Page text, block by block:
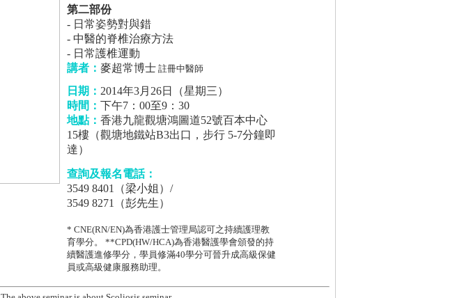
第二部份
- 日常姿勢對與錯
- 中醫的脊椎治療方法
- 日常護椎運動
講者： 麥超常博士註冊中醫師
日期： 2014年3月26日（星期三）
時間： 下午7：00至9：30
地點： 香港九龍觀塘鴻圖道52號百本中心
15樓（觀塘地鐵站B3出口，步行 5-7分鐘即
達）
查詢及報名電話：
3549 8401（梁小姐）/
3549 8271（彭先生）
* CNE(RN/EN)為香港護士管理局認可之持續護理教
育學分。 **CPD(HW/HCA)為香港醫護學會頒發的持
續醫護進修學分，學員修滿40學分可晉升成高級保健
員或高級健康服務助理。